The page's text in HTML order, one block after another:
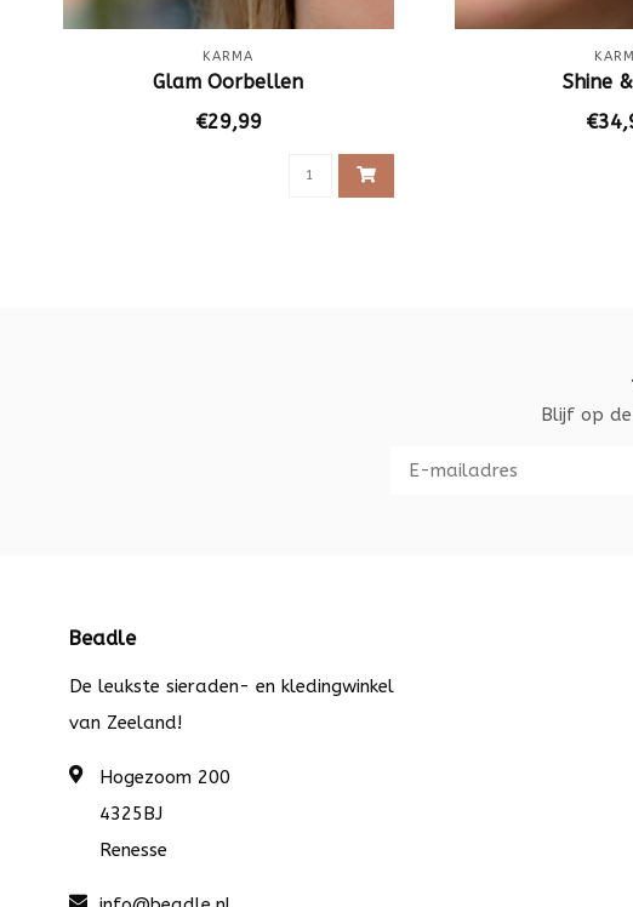
KARMA
Glam Oorbellen
€29,99
Shine
Blijf op de
Beadle
De leukste sieraden- en kledingwinkel
van Zeeland!
Hogezoom 200
4325BJ
Renesse